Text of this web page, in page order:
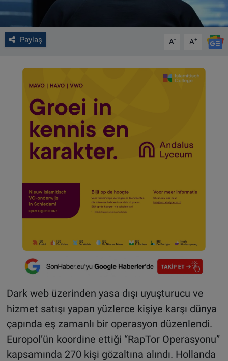
Paylaş A- A+
Dark web üzerinden yasa dışı uyuşturucu ve
hizmet satışı yapan yüzlerce kişiye karşı dünya
çapında eş zamanlı bir operasyon düzenlendi.
Europol’ün koordine ettiği “RapTor Operasyonu”
kapsamında 270 kişi gözaltına alındı. Hollanda
Çerez Politikası